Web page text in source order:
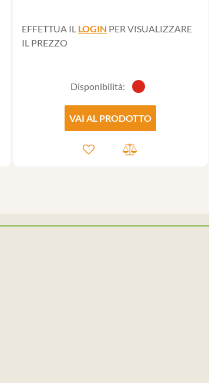
EFFETTUA IL LOGIN PER VISUALIZZARE
IL PREZZO
Disponibilità:
VAI AL PRODOTTO